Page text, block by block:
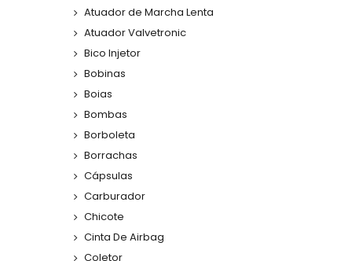
Atuador de Marcha Lenta
Atuador Valvetronic
Bico Injetor
Bobinas
Boias
Bombas
Borboleta
Borrachas
Cápsulas
Carburador
Chicote
Cinta De Airbag
Coletor